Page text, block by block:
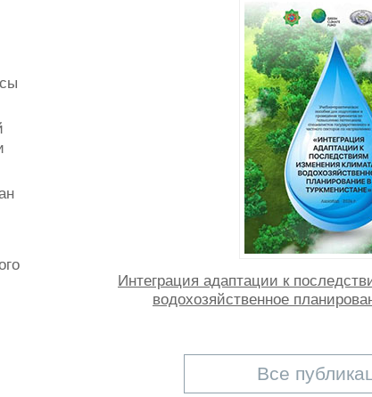
Интеграция адаптации к
водохозяйственное
Все